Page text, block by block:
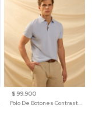
$ 99.900
Polo De Botones Contraste Para Hombre